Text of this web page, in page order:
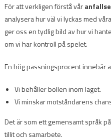
För att verkligen förstå vår
analysera hur väl vi lyckas med
ger oss en tydlig bild av hur vi
om vi har kontroll på spelet.
En hög passningsprocent innebär
Vi behåller bollen inom laget.
Vi minskar motståndarens
Det är som ett gemensamt språk
tillit och samarbete.